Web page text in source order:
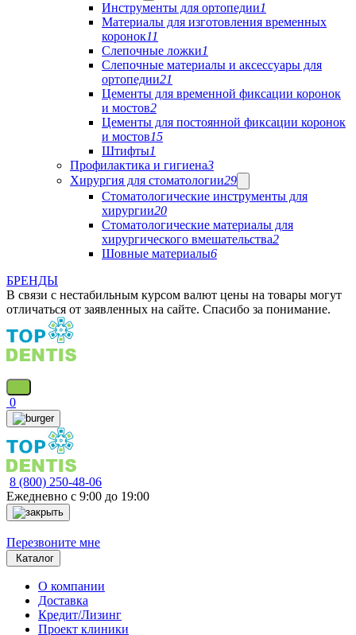
Инструменты для ортопедии1
Материалы для изготовления временных
коронок11
Слепочные ложки1
Слепочные материалы и аксессуары для
ортопедии21
Цементы для временной фиксации коронок
и мостов2
Цементы для постоянной фиксации коронок
и мостов15
Штифты1
Профилактика и гигиена3
Хирургия для стоматологии29
Стоматологические инструменты для
хирургии20
Стоматологические материалы для
хирургического вмешательства2
Шовные материалы6
БРЕНДЫ
В связи с нестабильным курсом валют цены на товары могут
отличаться от заявленных на сайте. Спасибо за понимание.
0
8 (800) 250-48-06
Ежедневно с 9:00 до 19:00
Перезвоните мне
Каталог
О компании
Доставка
Кредит/Лизинг
Проект клиники